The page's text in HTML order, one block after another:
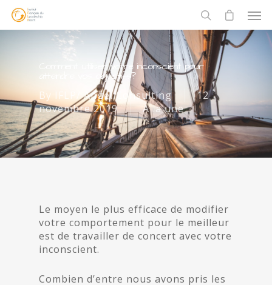
Comment utiliser votre inconscient pour
atteindre vos objectifs?
By IFLP/ Angel Consulting
12
novembre 2019
À la une
Le moyen le plus efficace de modifier
votre comportement pour le meilleur
est de travailler de concert avec votre
inconscient.
Combien d’entre nous avons pris les